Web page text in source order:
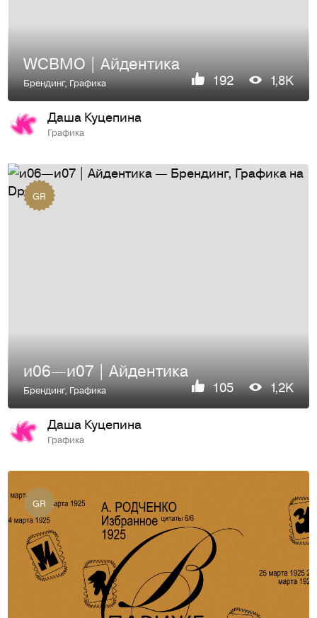
WCBMO | Айдентика
Брендинг,Графика 192 1,8K
Даша Куцепина
Графика
GR
и06—и07 | Айдентика
Брендинг,Графика 105 1,2K
Даша Куцепина
Графика
GR